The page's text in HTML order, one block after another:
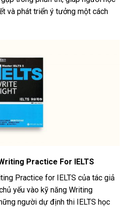
và phát triển ý tưởng một cách
Practice For IELTS
Practice for IELTS của tác giả
yếu vào kỹ năng Writing
người dự định thi IELTS học